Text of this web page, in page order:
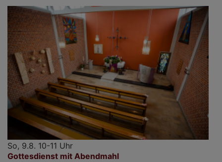
So, 9.8. 10-11 Uhr
Gottesdienst mit Abendmahl